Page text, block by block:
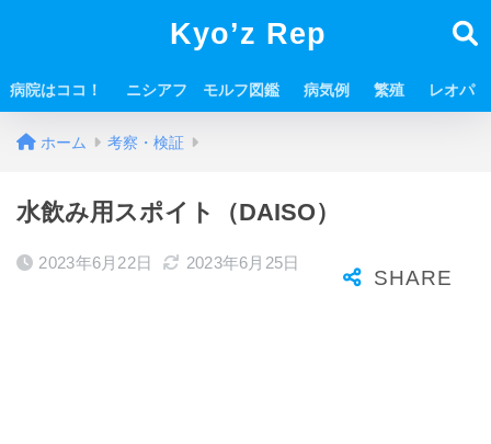
Kyo’z Rep
病院はココ！ ニシアフ モルフ図鑑 病気例 繁殖 レオパ
ホーム 考察・検証
水飲み用スポイト（DAISO）
2023年6月22日 2023年6月25日